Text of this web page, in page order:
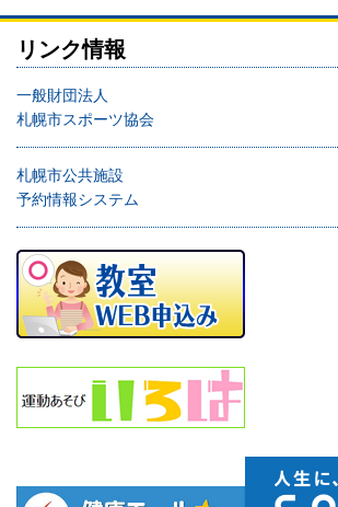
リンク情報
一般財団法人
札幌市スポーツ協会
札幌市公共施設
予約情報システム